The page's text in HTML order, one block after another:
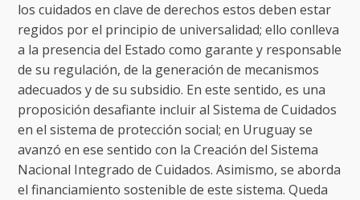
los cuidados en clave de derechos estos deben estar
regidos por el principio de universalidad; ello conlleva
a la presencia del Estado como garante y responsable
de su regulación, de la generación de mecanismos
adecuados y de su subsidio. En este sentido, es una
proposición desafiante incluir al Sistema de Cuidados
en el sistema de protección social; en Uruguay se
avanzó en ese sentido con la Creación del Sistema
Nacional Integrado de Cuidados. Asimismo, se aborda
el financiamiento sostenible de este sistema. Queda